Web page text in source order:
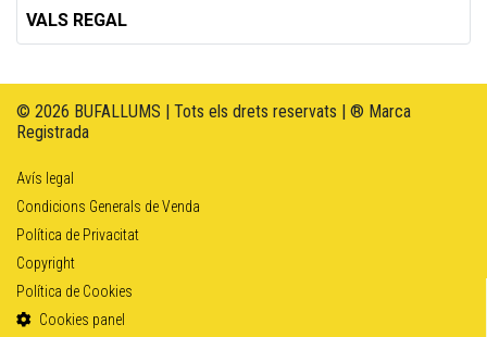
VALS REGAL
© 2026 BUFALLUMS | Tots els drets reservats | ® Marca
Registrada
Avís legal
Condicions Generals de Venda
Política de Privacitat
Copyright
Política de Cookies
Cookies panel